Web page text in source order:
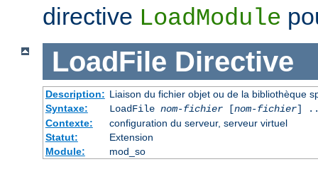
directive LoadModule
LoadFile Directive
Description: Liaison du fichier objet ou de la bibliothèque
Syntaxe:
LoadFile nom-fichier[nom-fichier]
Contexte:
configuration du serveur, serveur virtuel
Statut:
Extension
Module:
mod_so